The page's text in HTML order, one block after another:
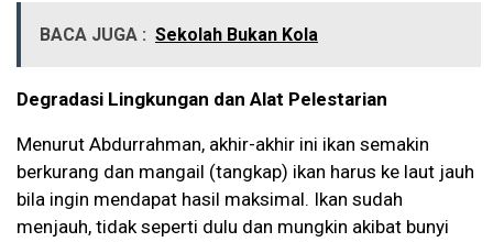
BACA JUGA : Sekolah Bukan Kola
Degradasi Lingkungan dan Alat Pelestarian
Menurut Abdurrahman, akhir-akhir ini ikan semakin
berkurang dan mangail (tangkap) ikan harus ke laut jauh
bila ingin mendapat hasil maksimal. Ikan sudah
menjauh, tidak seperti dulu dan mungkin akibat bunyi